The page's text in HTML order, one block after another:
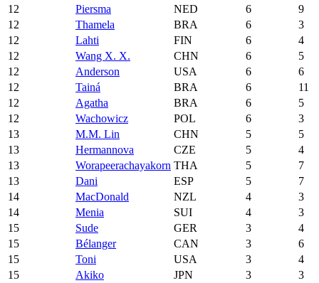
12
Piersma NED 6
9
12
Thamela BRA 6
3
12
Lahti FIN 6
4
12
Wang X. X. CHN 6
5
12
Anderson USA 6
6
12
Tainá BRA 6
11
12
Agatha BRA 6
5
12
Wachowicz POL 6
3
13
M.M. Lin CHN 5
5
13
Hermannova CZE 5
4
13
Worapeerachayakorn THA 5
7
13
Dani ESP 5
7
14
MacDonald NZL 4
3
14
Menia SUI 4
3
15
Sude GER 3
4
15
Bélanger CAN 3
6
15
Toni USA 3
4
15
Akiko JPN 3
3